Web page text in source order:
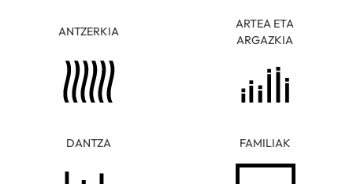
ANTZERKIA
ARTEA ETA
ARGAZKIA
DANTZA FAMILIAK